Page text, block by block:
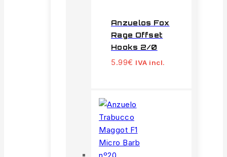
Anzuelos Fox
Rage Offset
Hooks 2/0
5.99€ IVA incl.